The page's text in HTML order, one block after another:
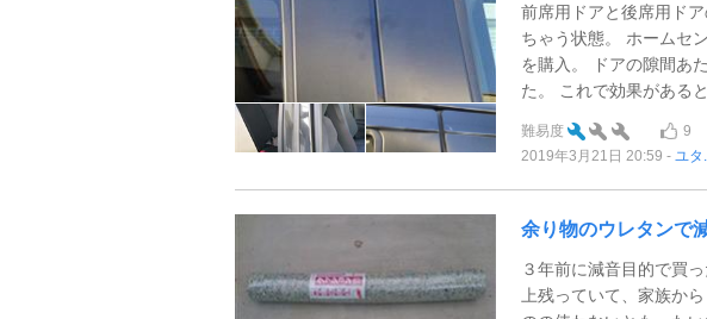
前席用ドアと後席用ド
ちゃう状態。 ホームセ
を購入。 ドアの隙間あ
た。 これで効果がある
難易度 9
2019年3月21日 20:59
ユタ.
余り物のウレタンで
３年前に減音目的で買
上残っていて、家族か